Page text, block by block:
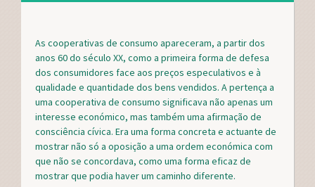
a
b
o
o
k
w
t
e
r
i
e
r
e
s
t
h
As cooperativas de consumo apareceram, a partir dos
anos 60 do século XX, como a primeira forma de defesa
dos consumidores face aos preços especulativos e à
qualidade e quantidade dos bens vendidos. A pertença a
uma cooperativa de consumo significava não apenas um
interesse económico, mas também uma afirmação de
consciência cívica. Era uma forma concreta e actuante de
mostrar não só a oposição a uma ordem económica com
que não se concordava, como uma forma eficaz de
mostrar que podia haver um caminho diferente.